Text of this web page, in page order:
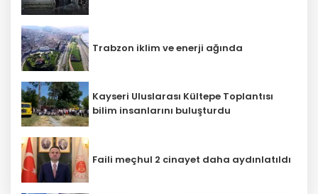
Trabzon iklim ve enerji ağında
Kayseri Uluslarası Kültepe Toplantısı
bilim insanlarını buluşturdu
Faili meçhul 2 cinayet daha aydınlatıldı